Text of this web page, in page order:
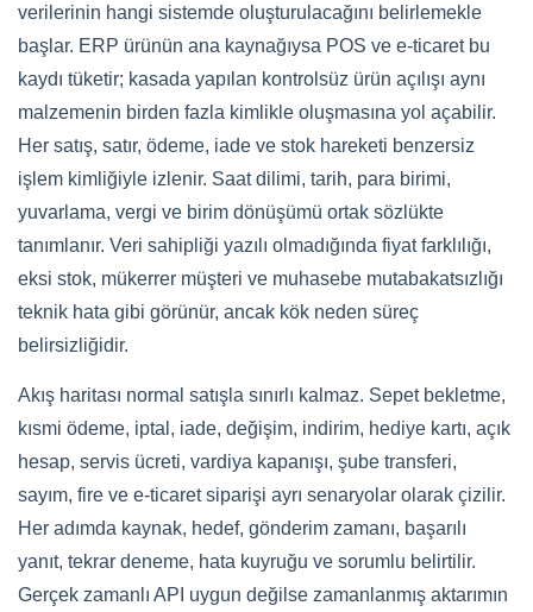
verilerinin hangi sistemde oluşturulacağını belirlemekle
başlar. ERP ürünün ana kaynağıysa POS ve e-ticaret bu
kaydı tüketir; kasada yapılan kontrolsüz ürün açılışı aynı
malzemenin birden fazla kimlikle oluşmasına yol açabilir.
Her satış, satır, ödeme, iade ve stok hareketi benzersiz
işlem kimliğiyle izlenir. Saat dilimi, tarih, para birimi,
yuvarlama, vergi ve birim dönüşümü ortak sözlükte
tanımlanır. Veri sahipliği yazılı olmadığında fiyat farklılığı,
eksi stok, mükerrer müşteri ve muhasebe mutabakatsızlığı
teknik hata gibi görünür, ancak kök neden süreç
belirsizliğidir.
Akış haritası normal satışla sınırlı kalmaz. Sepet bekletme,
kısmi ödeme, iptal, iade, değişim, indirim, hediye kartı, açık
hesap, servis ücreti, vardiya kapanışı, şube transferi,
sayım, fire ve e-ticaret siparişi ayrı senaryolar olarak çizilir.
Her adımda kaynak, hedef, gönderim zamanı, başarılı
yanıt, tekrar deneme, hata kuyruğu ve sorumlu belirtilir.
Gerçek zamanlı API uygun değilse zamanlanmış aktarımın